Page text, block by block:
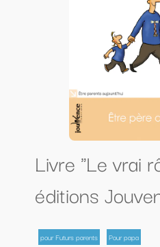
Livre "Le vrai
éditions
pour Futurs parents Pour papa